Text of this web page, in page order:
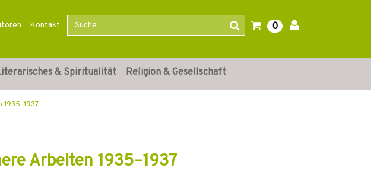
Kontakt 0
& Spiritualität Religion & Gesellschaft
1935–1937
Arbeiten 1935–1937